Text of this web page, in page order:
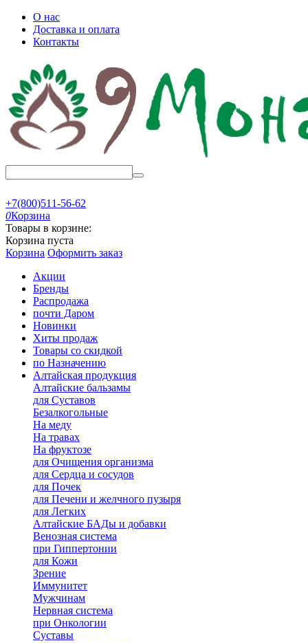
О нас
Доставка и оплата
Контакты
+7(800)511-56-62
0Корзина
Товары в корзине:
Корзина пуста
Корзина Оформить заказ
Акции
Бренды
Распродажа
почти Даром
Новинки
Хиты продаж
Товары со скидкой
по Назначению
Алтайская продукция
Алтайские бальзамы
для Суставов
Безалкогольные
На меду
На травах
На фруктозе
для Очищения организма
для Сердца и сосудов
для Почек
для Печени и желчного пузыря
для Легких
Алтайские БАДы и добавки
Венозная система
при Гиппертонии
для Кожи
Зрение
Иммунитет
Мужчинам
Нервная система
при Онкологии
Суставы